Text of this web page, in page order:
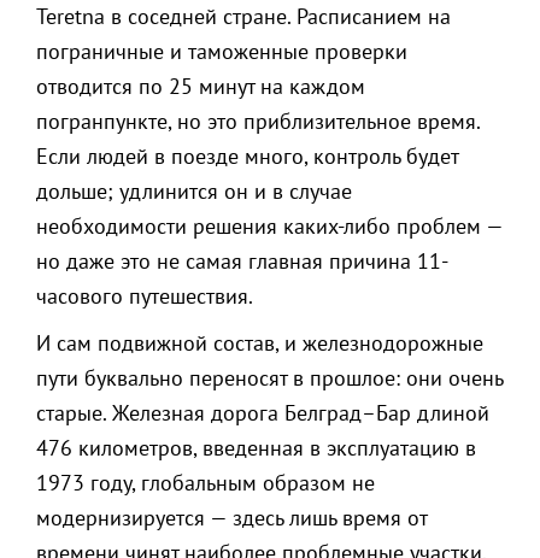
Teretna в соседней стране. Расписанием на
пограничные и таможенные проверки
отводится по 25 минут на каждом
погранпункте, но это приблизительное время.
Если людей в поезде много, контроль будет
дольше; удлинится он и в случае
необходимости решения каких-либо проблем —
но даже это не самая главная причина 11-
часового путешествия.
И сам подвижной состав, и железнодорожные
пути буквально переносят в прошлое: они очень
старые. Железная дорога Белград–Бар длиной
476 километров, введенная в эксплуатацию в
1973 году, глобальным образом не
модернизируется — здесь лишь время от
времени чинят наиболее проблемные участки.